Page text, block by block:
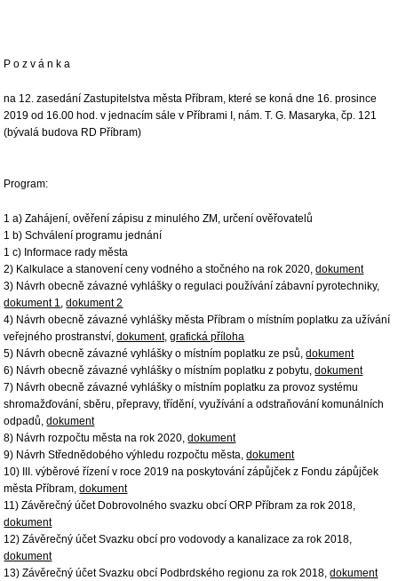
P o z v á n k a
na 12. zasedání Zastupitelstva města Příbram, které se koná dne 16. prosince
2019 od 16.00 hod. v jednacím sále v Příbrami I, nám. T. G. Masaryka, čp. 121
(bývalá budova RD Příbram)
Program:
1 a) Zahájení, ověření zápisu z minulého ZM, určení ověřovatelů
1 b) Schválení programu jednání
1 c) Informace rady města
2) Kalkulace a stanovení ceny vodného a stočného na rok 2020,dokument
3) Návrh obecně závazné vyhlášky o regulaci používání zábavní pyrotechniky,
dokument 1,dokument 2
4) Návrh obecně závazné vyhlášky města Příbram o místním poplatku za užívání
veřejného prostranství,dokument, grafická příloha
5) Návrh obecně závazné vyhlášky o místním poplatku ze psů,dokument
6) Návrh obecně závazné vyhlášky o místním poplatku z pobytu,dokument
7) Návrh obecně závazné vyhlášky o místním poplatku za provoz systému
shromažďování, sběru, přepravy, třídění, využívání a odstraňování komunálních
odpadů,dokument
8) Návrh rozpočtu města na rok 2020,dokument
9) Návrh Střednědobého výhledu rozpočtu města,dokument
10) III. výběrové řízení v roce 2019 na poskytování zápůjček z Fondu zápůjček
města Příbram,dokument
11) Závěrečný účet Dobrovolného svazku obcí ORP Příbram za rok 2018,
dokument
12) Závěrečný účet Svazku obcí pro vodovody a kanalizace za rok 2018,
dokument
13) Závěrečný účet Svazku obcí Podbrdského regionu za rok 2018,dokument